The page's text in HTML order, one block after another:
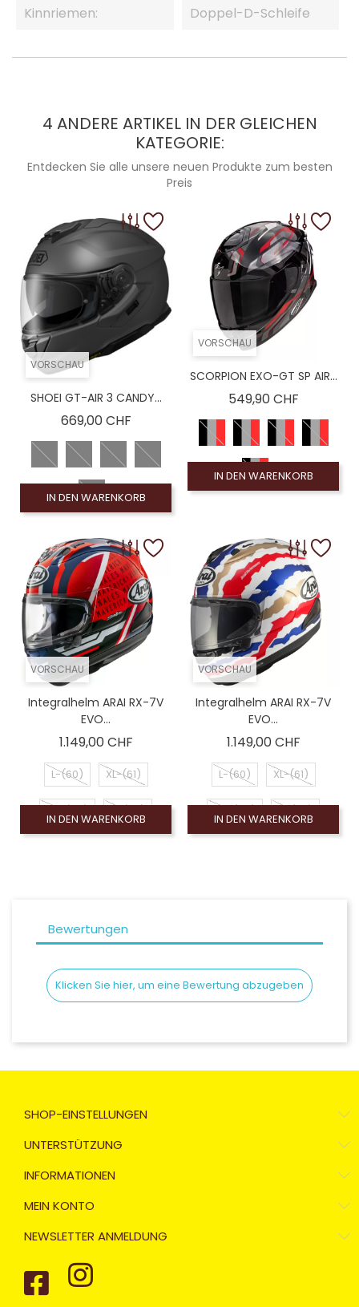
Kinnriemen: Doppel-D-Schleife
4 ANDERE ARTIKEL IN DER GLEICHEN
KATEGORIE:
Entdecken Sie alle unsere neuen Produkte zum besten
Preis
VORSCHAU
SHOEI GT-AIR 3 CANDY...
669,00 CHFPreis
IN DEN WARENKORB
VORSCHAU
SCORPION EXO-GT SP AIR...
549,90 CHFPreis
IN DEN WARENKORB
VORSCHAU
Integralhelm ARAI RX-7V
EVO...
1.149,00 CHFPreis
L-(60) XL-(61)
XS-(54) S-(56)
IN DEN WARENKORB
VORSCHAU
Integralhelm ARAI RX-7V
EVO...
1.149,00 CHFPreis
L-(60) XL-(61)
XS-(54) S-(56)
IN DEN WARENKORB
Bewertungen
Klicken Sie hier, um eine Bewertung abzugeben
SHOP-EINSTELLUNGEN
UNTERSTÜTZUNG
INFORMATIONEN
MEIN KONTO
NEWSLETTER ANMELDUNG